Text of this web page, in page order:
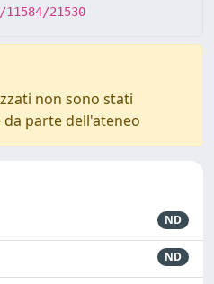
21530
non sono stati
parte dell'ateneo
ND
ND